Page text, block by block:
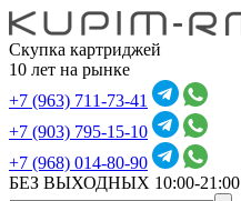
Скупка картриджей
10 лет на рынке
+7 (963) 711-73-41
+7 (903) 795-15-10
+7 (968) 014-80-90
БЕЗ ВЫХОДНЫХ 10:00-21:00